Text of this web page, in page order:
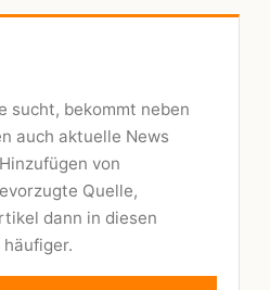
sucht, bekommt neben
auch aktuelle News
von
Quelle,
dann in diesen